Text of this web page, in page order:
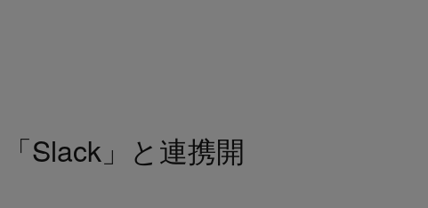
Slack」と連携開